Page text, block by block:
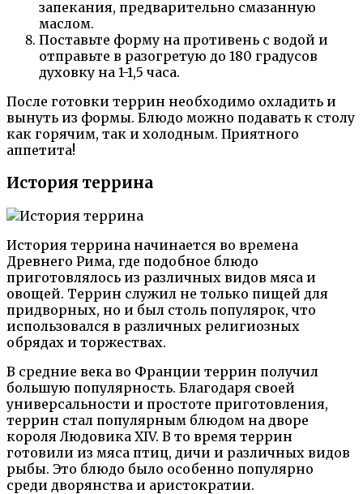
запекания, предварительно смазанную
маслом.
Поставьте форму на противень с водой и
отправьте в разогретую до 180 градусов
духовку на 1-1,5 часа.
После готовки террин необходимо охладить и
вынуть из формы. Блюдо можно подавать к столу
как горячим, так и холодным. Приятного
аппетита!
История террина
История террина начинается во времена
Древнего Рима, где подобное блюдо
приготовлялось из различных видов мяса и
овощей. Террин служил не только пищей для
придворных, но и был столь популярок, что
использовался в различных религиозных
обрядах и торжествах.
В средние века во Франции террин получил
большую популярность. Благодаря своей
универсальности и простоте приготовления,
террин стал популярным блюдом на дворе
короля Людовика XIV. В то время террин
готовили из мяса птиц, дичи и различных видов
рыбы. Это блюдо было особенно популярно
среди дворянства и аристократии.